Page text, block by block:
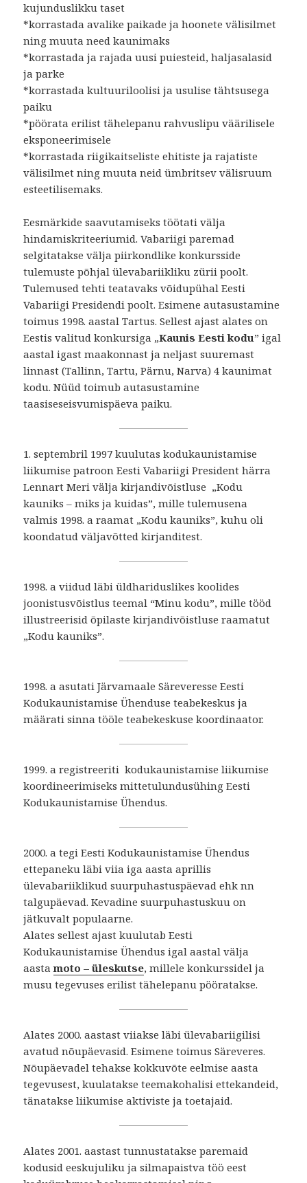
kujunduslikku taset
*korrastada avalike paikade ja hoonete välisilmet
ning muuta need kaunimaks
*korrastada ja rajada uusi puiesteid, haljasalasid
ja parke
*korrastada kultuuriloolisi ja usulise tähtsusega
paiku
*pöörata erilist tähelepanu rahvuslipu väärilisele
eksponeerimisele
*korrastada riigikaitseliste ehitiste ja rajatiste
välisilmet ning muuta neid ümbritsev välisruum
esteetilisemaks.
Eesmärkide saavutamiseks töötati välja
hindamiskriteeriumid. Vabariigi paremad
selgitatakse välja piirkondlike konkursside
tulemuste põhjal ülevabariikliku zürii poolt.
Tulemused tehti teatavaks võidupühal Eesti
Vabariigi Presidendi poolt. Esimene autasustamine
toimus 1998. aastal Tartus. Sellest ajast alates on
Eestis valitud konkursiga „Kaunis Eesti kodu” igal
aastal igast maakonnast ja neljast suuremast
linnast (Tallinn, Tartu, Pärnu, Narva) 4 kaunimat
kodu. Nüüd toimub autasustamine
taasiseseisvumispäeva paiku.
1. septembril 1997 kuulutas kodukaunistamise
liikumise patroon Eesti Vabariigi President härra
Lennart Meri välja kirjandivõistluse „Kodu
kauniks – miks ja kuidas”, mille tulemusena
valmis 1998. a raamat „Kodu kauniks”, kuhu oli
koondatud väljavõtted kirjanditest.
1998. a viidud läbi üldhariduslikes koolides
joonistusvõistlus teemal “Minu kodu”, mille tööd
illustreerisid õpilaste kirjandivõistluse raamatut
„Kodu kauniks”.
1998. a asutati Järvamaale Säreveresse Eesti
Kodukaunistamise Ühenduse teabekeskus ja
määrati sinna tööle teabekeskuse koordinaator.
1999. a registreeriti kodukaunistamise liikumise
koordineerimiseks mittetulundusühing Eesti
Kodukaunistamise Ühendus.
2000. a tegi Eesti Kodukaunistamise Ühendus
ettepaneku läbi viia iga aasta aprillis
ülevabariiklikud suurpuhastuspäevad ehk nn
talgupäevad. Kevadine suurpuhastuskuu on
jätkuvalt populaarne.
Alates sellest ajast kuulutab Eesti
Kodukaunistamise Ühendus igal aastal välja
aastamoto – üleskutse, millele konkurssidel ja
musu tegevuses erilist tähelepanu pööratakse.
Alates 2000. aastast viiakse läbi ülevabariigilisi
avatud nõupäevasid. Esimene toimus Säreveres.
Nõupäevadel tehakse kokkuvõte eelmise aasta
tegevusest, kuulatakse teemakohalisi ettekandeid,
tänatakse liikumise aktiviste ja toetajaid.
Alates 2001. aastast tunnustatakse paremaid
kodusid eeskujuliku ja silmapaistva töö eest